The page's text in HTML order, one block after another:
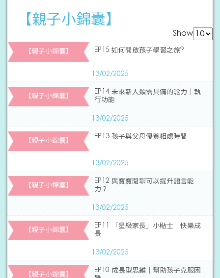
【親子小錦囊】
Show
【親子小錦囊】 EP15 如何開啟孩子學習之旅?
13/02/2025
【親子小錦囊】
EP14 未來新人類需具備的能力｜執
行功能
13/02/2025
【親子小錦囊】 EP13 孩子與父母優質相處時間
13/02/2025
【親子小錦囊】
EP12 與寶寶閒聊可以提升語言能
力？
13/02/2025
【親子小錦囊】
EP11 「星級家長」小貼士｜快樂成
長
13/02/2025
【親子小錦囊】
EP10 成長型思維｜幫助孩子克服困